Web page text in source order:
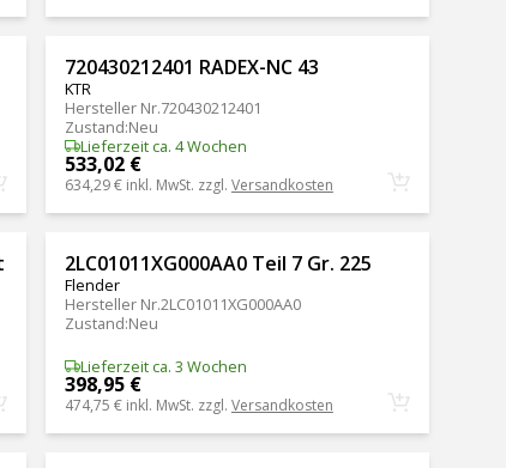
720430212401 RADEX-NC 43
KTR
Hersteller Nr.720430212401
Zustand:Neu
Lieferzeit ca. 4 Wochen
533,02 €
634,29 € inkl. MwSt. zzgl. Versandkosten
2LC01011XG000AA0 Teil 7 Gr. 225
Flender
Hersteller Nr.2LC01011XG000AA0
Zustand:Neu
Lieferzeit ca. 3 Wochen
398,95 €
474,75 € inkl. MwSt. zzgl. Versandkosten